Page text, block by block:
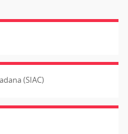
(SIAC)